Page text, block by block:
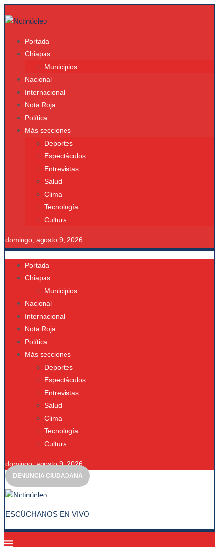
Portada
Chiapas
Municipios
Nacional
Internacional
Nota Roja
Política
Más secciones
Deportes
Espectáculos
Entrevistas
Salud
Clima
Tecnología
Cultura
domingo, agosto 9, 2026
Portada
Chiapas
Municipios
Nacional
Internacional
Nota Roja
Política
Más secciones
Deportes
Espectáculos
Entrevistas
Salud
Clima
Tecnología
Cultura
domingo, agosto 9, 2026
DENUNCIA CIUDADANA
ESCÚCHANOS EN VIVO